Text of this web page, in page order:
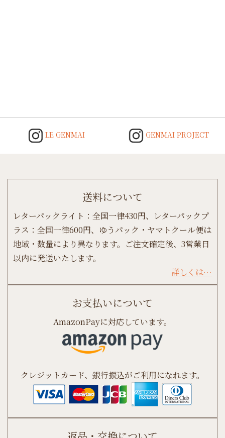
LE GENMAI GENMAI PROJECT
送料について
レターパックライト：全国一律430円、レターパックプ
ラス：全国一律600円、ゆうパック・ヤマトクール便は
地域・数量により異なります。ご注文確定後、3営業日
以内に発送いたします。
詳しくは…
お支払いについて
AmazonPayに対応しています。
クレジットカード、銀行振込がご利用になれます。